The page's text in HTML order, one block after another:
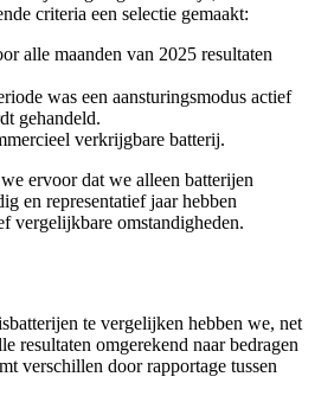
criteria een selectie gemaakt:
alle maanden van 2025 resultaten
was een aansturingsmodus actief
gehandeld.
verkrijgbare batterij.
ervoor dat we alleen batterijen
en representatief jaar hebben
vergelijkbare omstandigheden.
te vergelijken hebben we, net
resultaten omgerekend naar bedragen
verschillen door rapportage tussen